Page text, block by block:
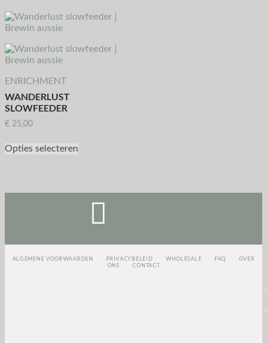
ENRICHMENT
WANDERLUST
SLOWFEEDER
€ 25,00
Opties selecteren
ALGEMENE VOORWAARDEN PRIVACYBELEID WHOLESALE FAQ
OVER
ONS
CONTACT